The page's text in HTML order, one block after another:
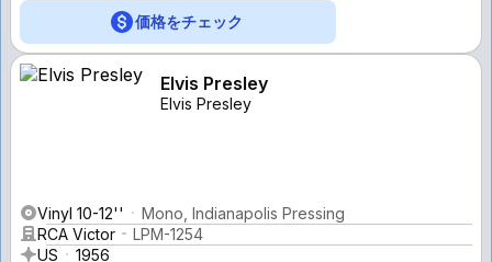
価格をチェック
Elvis Presley
Elvis Presley
Vinyl 10-12''
Mono, Indianapolis Pressing
RCA Victor
LPM-1254
US
1956